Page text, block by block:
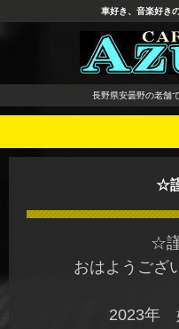
長野県 安
イール デ
ーディ
車好き、音楽好き
長野県安曇野の老舗
☆
☆
おはようござ
2023年